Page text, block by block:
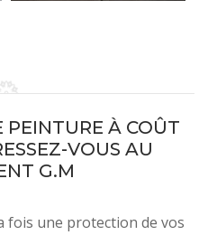
PEINTURE À COÛT
VOUS AU
G.M
fois une protection de vos